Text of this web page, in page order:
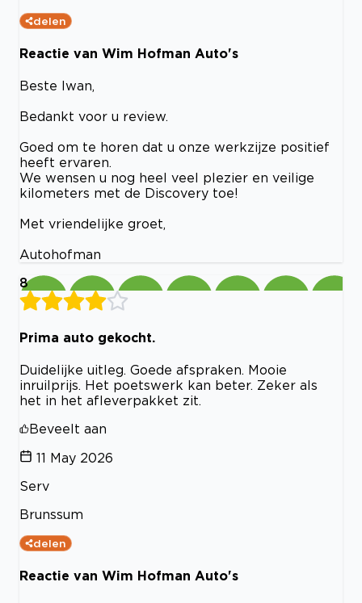
delen
Reactie van Wim Hofman Auto's
Beste Iwan,
Bedankt voor u review.
Goed om te horen dat u onze werkzijze positief
heeft ervaren.
We wensen u nog heel veel plezier en veilige
kilometers met de Discovery toe!
Met vriendelijke groet,
Autohofman
8
Prima auto gekocht.
Duidelijke uitleg. Goede afspraken. Mooie
inruilprijs. Het poetswerk kan beter. Zeker als
het in het afleverpakket zit.
Beveelt aan
11 May 2026
Serv
Brunssum
delen
Reactie van Wim Hofman Auto's